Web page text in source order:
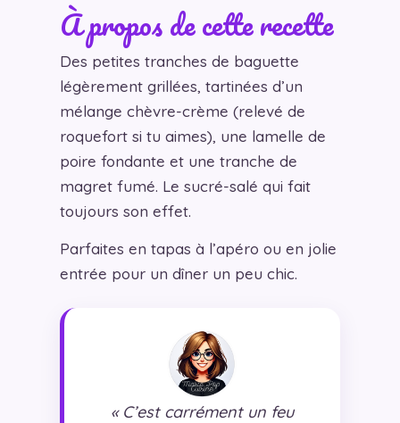
À propos de cette recette
Des petites tranches de baguette
légèrement grillées, tartinées d’un
mélange chèvre-crème (relevé de
roquefort si tu aimes), une lamelle de
poire fondante et une tranche de
magret fumé. Le sucré-salé qui fait
toujours son effet.
Parfaites en tapas à l’apéro ou en jolie
entrée pour un dîner un peu chic.
« C’est carrément un feu